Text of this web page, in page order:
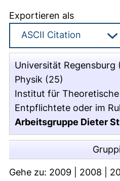
Exportieren als
Universität Regensburg
Physik (25)
Institut für Theoretische
Entpflichtete oder im
Arbeitsgruppe Dieter
Gehe zu: 2009 2008